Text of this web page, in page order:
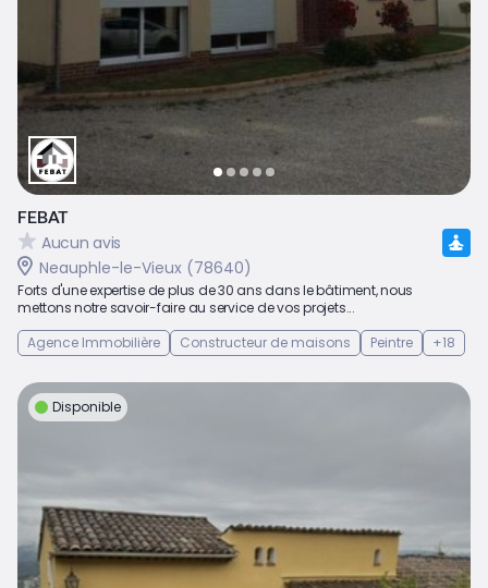
FEBAT
Aucun avis
Neauphle-le-Vieux (78640)
Forts d'une expertise de plus de 30 ans dans le bâtiment, nous
mettons notre savoir-faire au service de vos projets...
Agence Immobilière
Constructeur de maisons Peintre +18
Disponible